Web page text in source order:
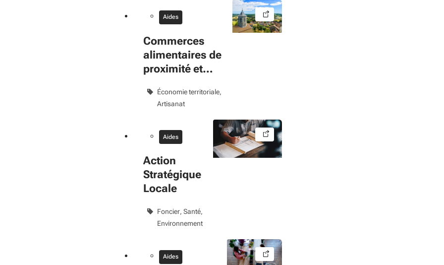
Aides
Commerces
alimentaires de
proximité et
Économie territoriale
Artisanat
Aides
Action
Stratégique
Locale
Foncier Santé
Environnement
Aides